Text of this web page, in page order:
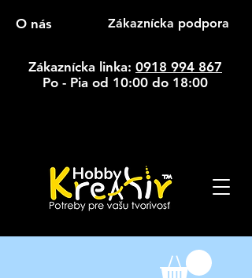
O nás Zákaznícka podpora
Zákaznícka linka: 0918 994 867
Po - Pia od 10:00 do 18:00